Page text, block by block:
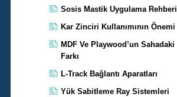
Sosis Mastik Uygulama Rehberi
Kar Zinciri Kullanımının Önemi
MDF Ve Playwood’un Sahadaki
Farkı
L-Track Bağlantı Aparatları
Yük Sabitleme Ray Sistemleri